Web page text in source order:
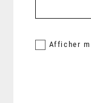
Afficher